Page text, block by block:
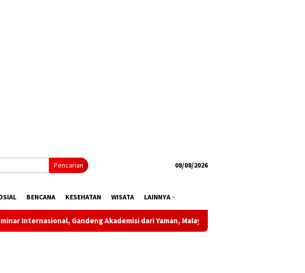
Pencarian 08/08/2026
BENCANA KESEHATAN WISATA LAINNYA
Gandeng Akademisi dari Yaman, Malaysia dan Sudan